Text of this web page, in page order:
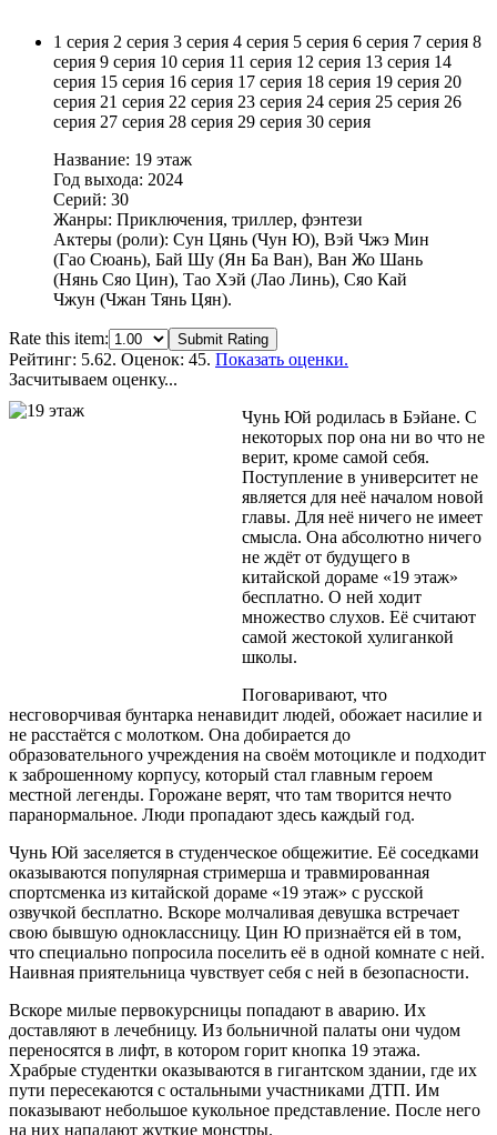
1 серия 2 серия 3 серия 4 серия 5 серия 6 серия 7 серия 8
серия 9 серия 10 серия 11 серия 12 серия 13 серия 14
серия 15 серия 16 серия 17 серия 18 серия 19 серия 20
серия 21 серия 22 серия 23 серия 24 серия 25 серия 26
серия 27 серия 28 серия 29 серия 30 серия
Название: 19 этаж
Год выхода: 2024
Серий: 30
Жанры: Приключения, триллер, фэнтези
Актеры (роли): Сун Цянь (Чун Ю), Вэй Чжэ Мин
(Гао Сюань), Бай Шу (Ян Ба Ван), Ван Жо Шань
(Нянь Сяо Цин), Тао Хэй (Лао Линь), Сяо Кай
Чжун (Чжан Тянь Цян).
Rate this item: Submit Rating
Рейтинг: 5.62. Оценок: 45. Показать оценки.
Засчитываем оценку...
Чунь Юй родилась в Бэйане. С
некоторых пор она ни во что не
верит, кроме самой себя.
Поступление в университет не
является для неё началом новой
главы. Для неё ничего не имеет
смысла. Она абсолютно ничего
не ждёт от будущего в
китайской дораме «19 этаж»
бесплатно. О ней ходит
множество слухов. Её считают
самой жестокой хулиганкой
школы.
Поговаривают, что
несговорчивая бунтарка ненавидит людей, обожает насилие и
не расстаётся с молотком. Она добирается до
образовательного учреждения на своём мотоцикле и подходит
к заброшенному корпусу, который стал главным героем
местной легенды. Горожане верят, что там творится нечто
паранормальное. Люди пропадают здесь каждый год.
Чунь Юй заселяется в студенческое общежитие. Её соседками
оказываются популярная стримерша и травмированная
спортсменка из китайской дораме «19 этаж» с русской
озвучкой бесплатно. Вскоре молчаливая девушка встречает
свою бывшую одноклассницу. Цин Ю признаётся ей в том,
что специально попросила поселить её в одной комнате с ней.
Наивная приятельница чувствует себя с ней в безопасности.
Вскоре милые первокурсницы попадают в аварию. Их
доставляют в лечебницу. Из больничной палаты они чудом
переносятся в лифт, в котором горит кнопка 19 этажа.
Храбрые студентки оказываются в гигантском здании, где их
пути пересекаются с остальными участниками ДТП. Им
показывают небольшое кукольное представление. После него
на них нападают жуткие монстры.